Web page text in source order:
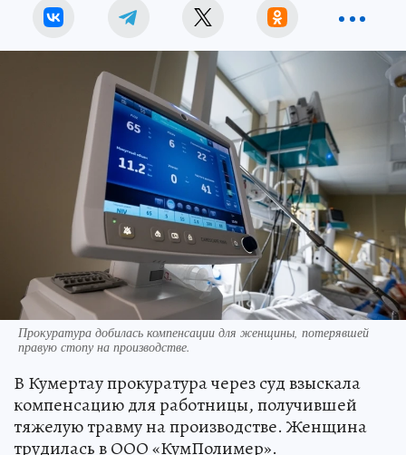
Прокуратура добилась компенсации для женщины, потерявшей
правую стопу на производстве.
В Кумертау прокуратура через суд взыскала
компенсацию для работницы, получившей
тяжелую травму на производстве. Женщина
трудилась в ООО «КумПолимер».